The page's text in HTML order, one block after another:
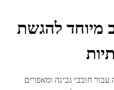
מיוחד להגשת
חובבי גבינה ומאפרים